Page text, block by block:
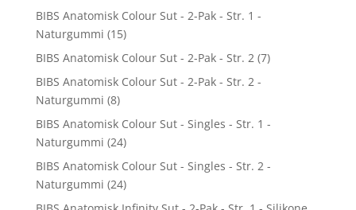
BIBS Anatomisk Colour Sut - 2-Pak - Str. 1 -
Naturgummi (15)
BIBS Anatomisk Colour Sut - 2-Pak - Str. 2 (7)
BIBS Anatomisk Colour Sut - 2-Pak - Str. 2 -
Naturgummi (8)
BIBS Anatomisk Colour Sut - Singles - Str. 1 -
Naturgummi (24)
BIBS Anatomisk Colour Sut - Singles - Str. 2 -
Naturgummi (24)